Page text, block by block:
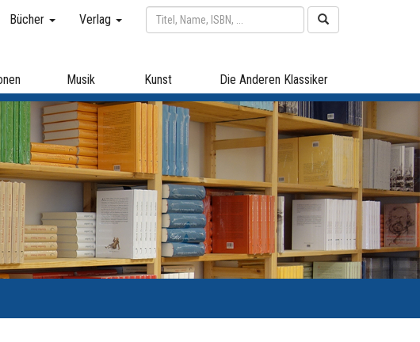
Bücher Verlag
Musik Kunst Die Anderen Klassiker